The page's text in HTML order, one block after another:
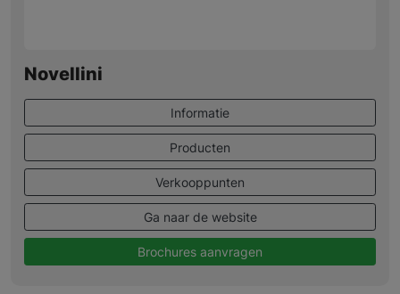
Novellini
Informatie
Producten
Verkooppunten
Ga naar de website
Brochures aanvragen